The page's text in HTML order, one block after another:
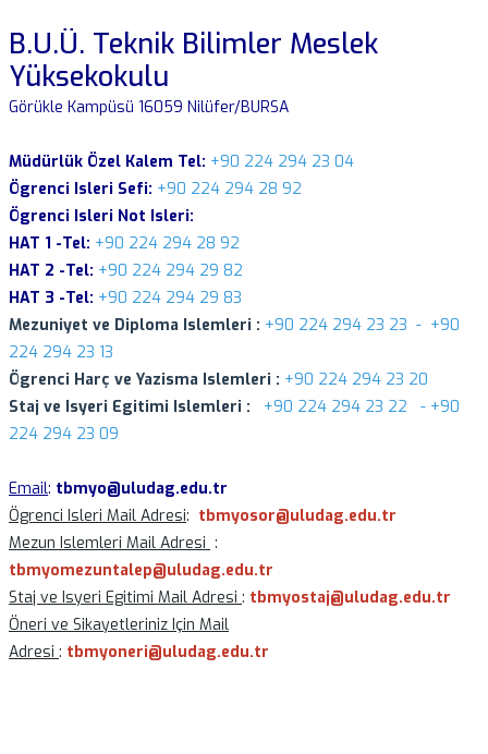
B.U.Ü. Teknik Bilimler Meslek
Yüksekokulu
Görükle Kampüsü 16059 Nilüfer/BURSA
Müdürlük Özel Kalem Tel: +90 224 294 23 04
Ögrenci Isleri Sefi: +90 224 294 28 92
Ögrenci Isleri Not Isleri:
HAT 1 -Tel: +90 224 294 28 92
HAT 2 -Tel: +90 224 294 29 82
HAT 3 -Tel: +90 224 294 29 83
Mezuniyet ve Diploma Islemleri : +90 224 294 23 23 - +90
224 294 23 13
Ögrenci Harç ve Yazisma Islemleri : +90 224 294 23 20
Staj ve Isyeri Egitimi Islemleri : +90 224 294 23 22 - +90
224 294 23 09
Email: tbmyo@uludag.edu.tr
Ögrenci Isleri Mail Adresi: tbmyosor@uludag.edu.tr
Mezun Islemleri Mail Adresi :
tbmyomezuntalep@uludag.edu.tr
Staj ve Isyeri Egitimi Mail Adresi : tbmyostaj@uludag.edu.tr
Öneri ve Sikayetleriniz Için Mail
Adresi : tbmyoneri@uludag.edu.tr